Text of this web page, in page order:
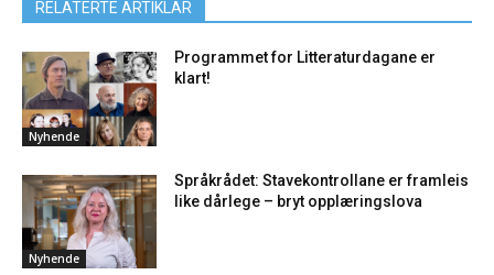
RELATERTE ARTIKLAR
Nyhende
Programmet for Litteraturdagane er
klart!
Nyhende
Språkrådet: Stavekontrollane er framleis
like dårlege – bryt opplæringslova